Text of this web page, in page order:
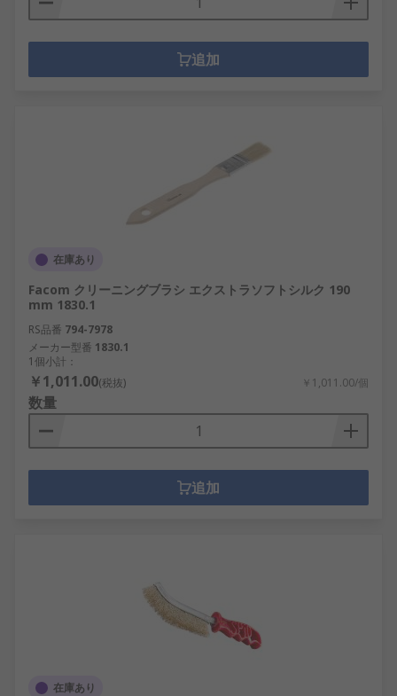
追加
在庫あり
Facom クリーニングブラシ エクストラソフトシルク 190
mm 1830.1
RS品番 794-7978
メーカー型番 1830.1
1個小計：
￥1,011.00(税抜) ￥1,011.00/個
数量
追加
在庫あり